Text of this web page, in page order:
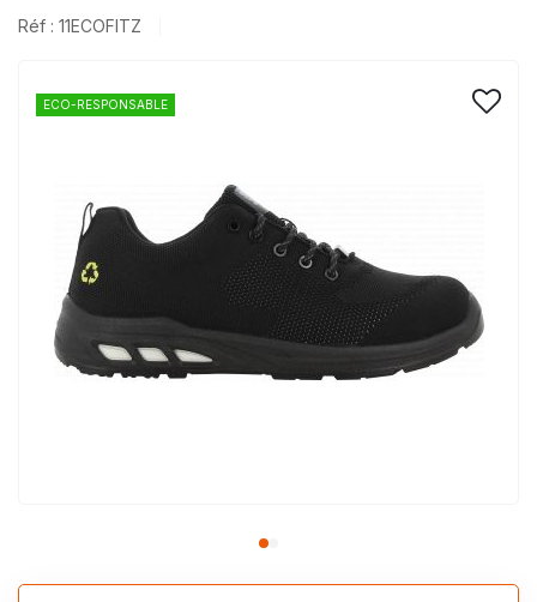
Réf : 11ECOFITZ
ECO-RESPONSABLE